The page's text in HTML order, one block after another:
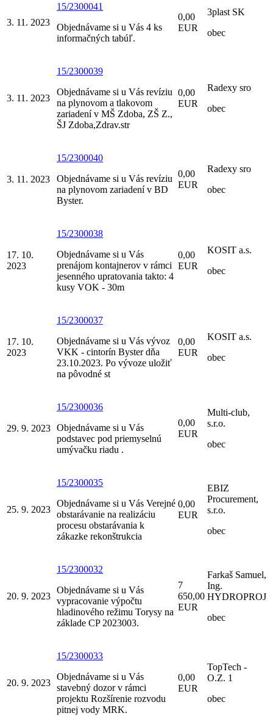
3. 11. 2023
15/2300041
Objednávame si u Vás 4 ks
informačných tabúľ.
0,00
EUR
3plast SK
obec
3. 11. 2023
15/2300039
Objednávame si u Vás revíziu
na plynovom a tlakovom
zariadení v MŠ Zdoba, ZŠ Z.,
ŠJ Zdoba,Zdrav.str
0,00
EUR
Radexy sro
obec
3. 11. 2023
15/2300040
Objednávame si u Vás revíziu
na plynovom zariadení v BD
Byster.
0,00
EUR
Radexy sro
obec
17. 10.
2023
15/2300038
Objednávame si u Vás
prenájom kontajnerov v rámci
jesenného upratovania takto: 4
kusy VOK - 30m
0,00
EUR
KOSIT a.s.
obec
17. 10.
2023
15/2300037
Objednávame si u Vás vývoz
VKK - cintorín Byster dňa
23.10.2023. Po vývoze uložiť
na pôvodné st
0,00
EUR
KOSIT a.s.
obec
29. 9. 2023
15/2300036
Objednávame si u Vás
podstavec pod priemyselnú
umývačku riadu .
0,00
EUR
Multi-club,
s.r.o.
obec
25. 9. 2023
15/2300035
Objednávame si u Vás Verejné
obstarávanie na realizáciu
procesu obstarávania k
zákazke rekonštrukcia
0,00
EUR
EBIZ
Procurement,
s.r.o.
obec
20. 9. 2023
15/2300032
Objednávame si u Vás
vypracovanie výpočtu
hladinového režimu Torysy na
základe CP 2023003.
7
650,00
EUR
Farkaš Samuel,
Ing.
HYDROPROJ
obec
20. 9. 2023
15/2300033
Objednávame si u Vás
stavebný dozor v rámci
projektu Rozšírenie rozvodu
pitnej vody MRK.
0,00
EUR
TopTech -
O.Z. 1
obec